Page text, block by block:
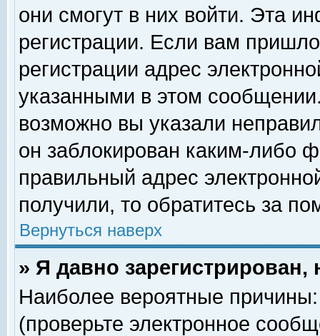
они смогут в них войти. Эта
регистрации. Если вам
регистрации адрес
указанными в этом
возможно вы указали
он заблокирован каким-либо
правильный адрес
получили, то обратитесь за
Вернуться наверх
» Я давно
Наиболее вероятные
(проверьте электронное